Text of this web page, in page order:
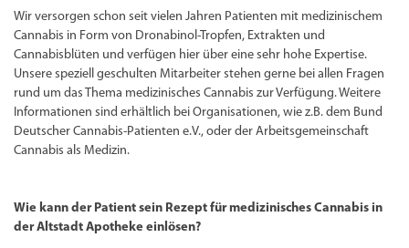
Wir versorgen schon seit vielen Jahren Patienten mit medizinischem
Cannabis in Form von Dronabinol-Tropfen, Extrakten und
Cannabisblüten und verfügen hier über eine sehr hohe Expertise.
Unsere speziell geschulten Mitarbeiter stehen gerne bei allen Fragen
rund um das Thema medizinisches Cannabis zur Verfügung. Weitere
Informationen sind erhältlich bei Organisationen, wie z.B. dem Bund
Deutscher Cannabis-Patienten e.V., oder der Arbeitsgemeinschaft
Cannabis als Medizin.
Wie kann der Patient sein Rezept für medizinisches Cannabis in
der Altstadt Apotheke einlösen?